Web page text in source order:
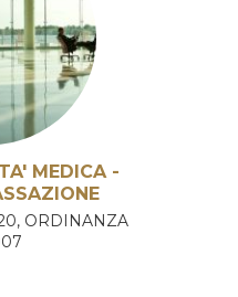
MEDICA -
ORDINANZA